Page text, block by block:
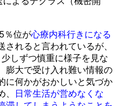
％位が心療内科行きになる
されると言われているが、
しずつ慎重に様子を見な
膨大で受け入れ難い情報の
に何かがおかしいと気づか
日常生活が営めなくな